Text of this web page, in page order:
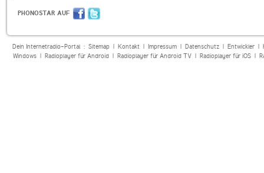
PHONOSTAR AUF
Dein Internetradio-Portal : Sitemap| Kontakt| Impressum| Datenschutz| Entwickler|
Windows| Radioplayer für Android| Radioplayer für Android TV| Radioplayer für iOS|